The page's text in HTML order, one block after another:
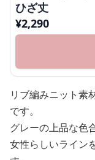
ひざ丈
¥2,290
リブ編みニット素
です。
グレーの上品な色
女性らしいライン